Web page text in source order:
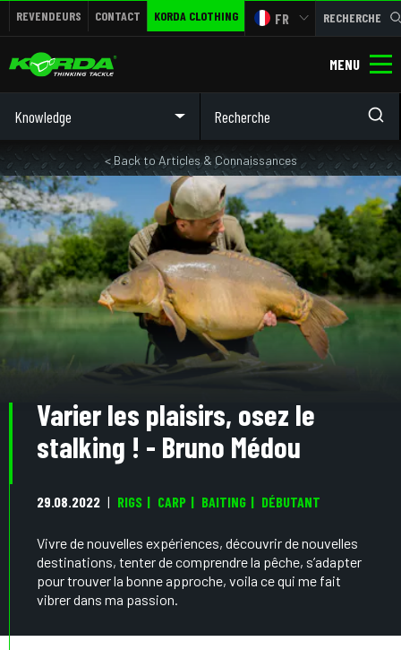
REVENDEURS CONTACT KORDA CLOTHING FR RECHERCHE
MENU
Knowledge
< Back to Articles & Connaissances
Varier les plaisirs, osez le
stalking ! - Bruno Médou
29.08.2022 RIGS CARP BAITING DÉBUTANT
Vivre de nouvelles expériences, découvrir de nouvelles
destinations, tenter de comprendre la pêche, s’adapter
pour trouver la bonne approche, voila ce qui me fait
vibrer dans ma passion.